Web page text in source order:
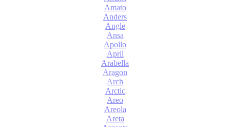
Amato
Anders
Angle
Ansa
Apollo
April
Arabella
Aragon
Arch
Arctic
Areo
Areola
Areta